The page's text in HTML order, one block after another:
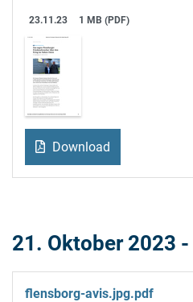
23.11.23 1 MB (PDF)
Download
21. Oktober 2023
flensborg-avis.jpg.pdf